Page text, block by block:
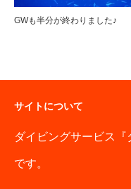
GWも半分が終わりました♪
サイトについて
ダイビングサービス『
です。